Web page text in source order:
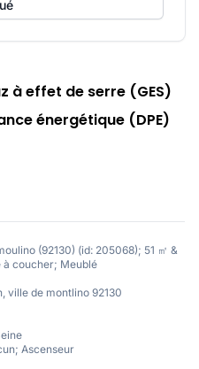
à effet de serre (GES)
énergétique (DPE)
(92130) (id: 205068); 51 ㎡ &
à coucher; Meublé
ville de montlino 92130
Ascenseur